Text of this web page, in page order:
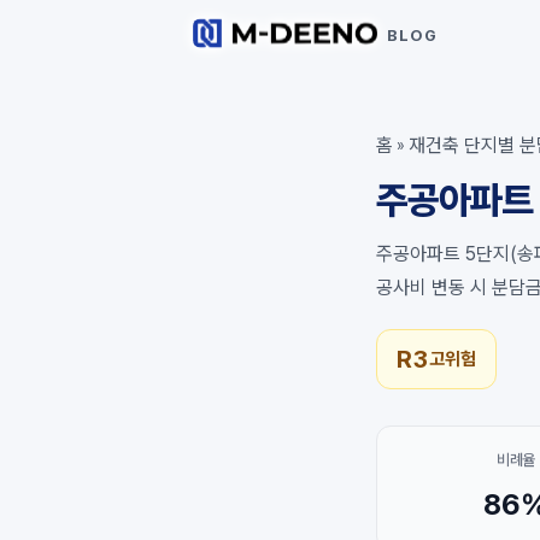
BLOG
홈 » 재건축 단지별
주공아파
주공아파트 5단지(
공사비 변동 시 분담
R3고위험
비례율